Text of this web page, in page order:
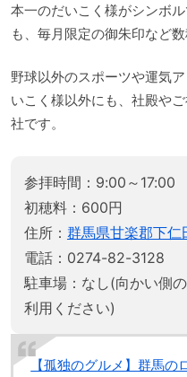
本一のだいこく様がシンボ
も、毎月限定の御朱印など
野球以外のスポーツや運気
いこく様以外にも、社殿や
社です。
参拝時間：9:00～17:00
初穂料：600円
住所： 群馬県甘楽郡下
電話：0274-82-3128
駐車場：なし(向かい側
利用ください)
【孤独のグルメ】群馬